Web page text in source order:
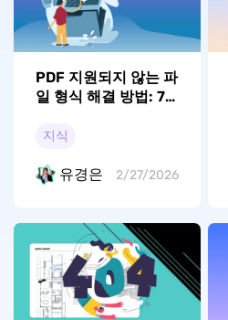
PDF 지원되지 않는 파
일 형식 해결 방법: 7
지식
유경은 2/27/2026